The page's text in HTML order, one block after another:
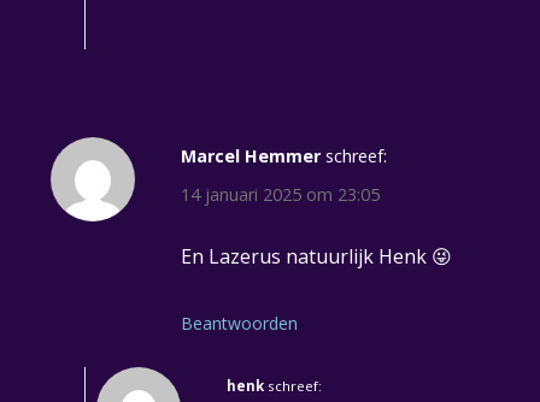
Marcel Hemmer schreef:
14 januari 2025 om 23:05
En Lazerus natuurlijk Henk 😜
Beantwoorden
henk schreef: